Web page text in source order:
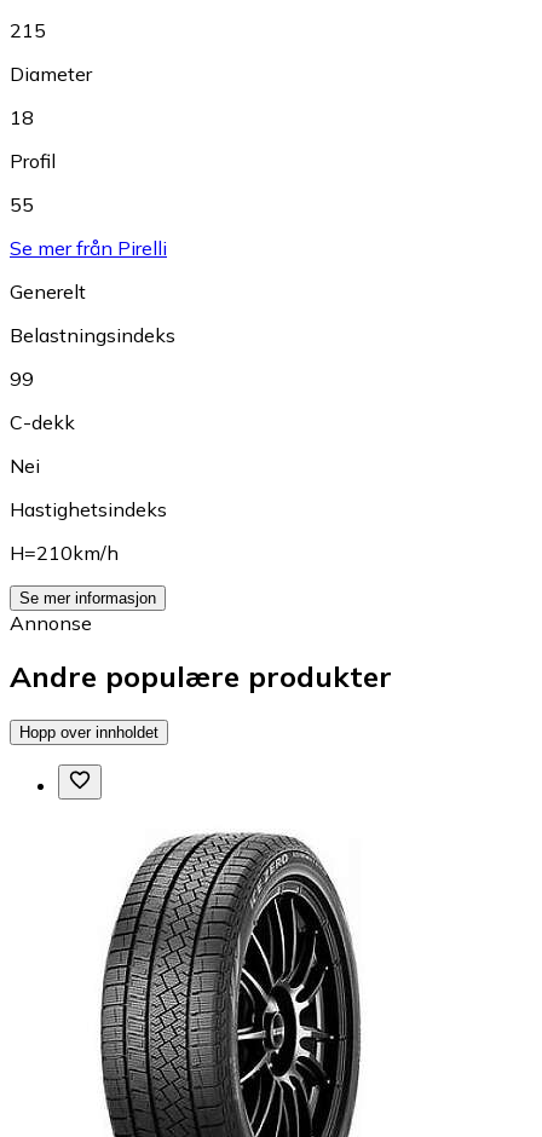
215
Diameter
18
Profil
55
Se mer från Pirelli
Generelt
Belastningsindeks
99
C-dekk
Nei
Hastighetsindeks
H=210km/h
Se mer informasjon
Annonse
Andre populære produkter
Hopp over innholdet